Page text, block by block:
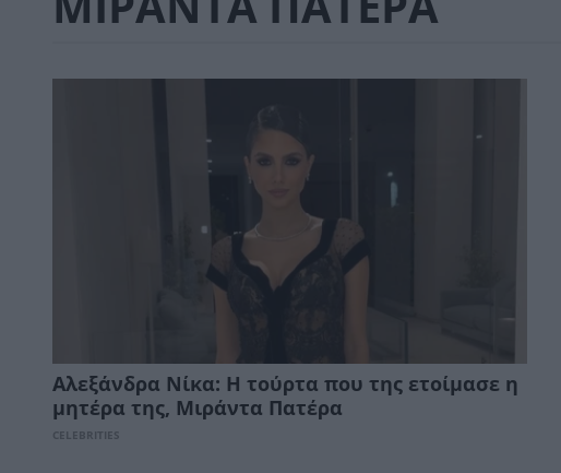
Αλεξάνδρα Νίκα: Η τούρτα που της ετοίμασε η
μητέρα της, Μιράντα Πατέρα
CELEBRITIES